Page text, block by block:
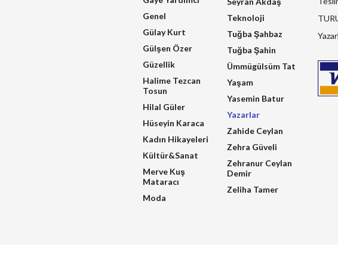
Genel
Gülay Kurt
Gülşen Özer
Güzellik
Halime Tezcan
Tosun
Hilal Güler
Hüseyin Karaca
Kadın Hikayeleri
Kültür&Sanat
Merve Kuş
Mataracı
Moda
Teknoloji
Tuğba Şahbaz
Tuğba Şahin
Ümmügülsüm Tat
Yaşam
Yasemin Batur
Yazarlar
Zahide Ceylan
Zehra Güveli
Zehranur Ceylan
Demir
Zeliha Tamer